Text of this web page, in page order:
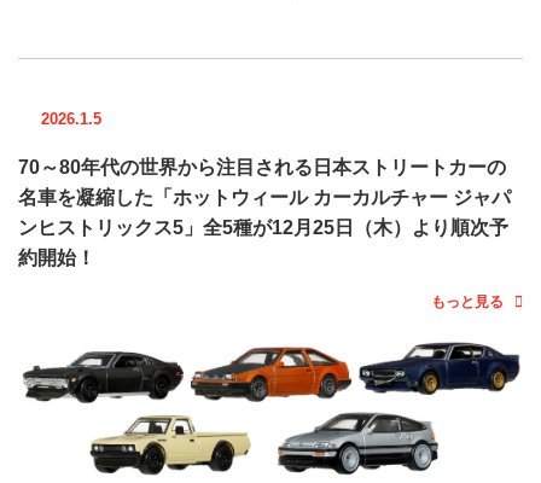
2026.1.5
70～80年代の世界から注目される日本ストリートカーの
名車を凝縮した「ホットウィール カーカルチャー ジャパ
ンヒストリックス5」全5種が12月25日（木）より順次予
約開始！
もっと見る